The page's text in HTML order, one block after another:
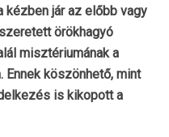
jár az előbb vagy
örökhagyó
misztériumának a
köszönhető, mint
is kikopott a